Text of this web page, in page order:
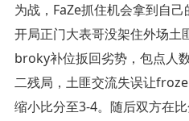
为战，FaZe抓住机会拿到自
开局正门大表哥没架住外场土
broky补位扳回劣势，包点人
二残局，土匪交流失误让
缩小比分至3-4。随后双方在